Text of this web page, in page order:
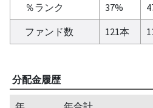
％ランク
37%
ファンド数
121本
分配金履歴